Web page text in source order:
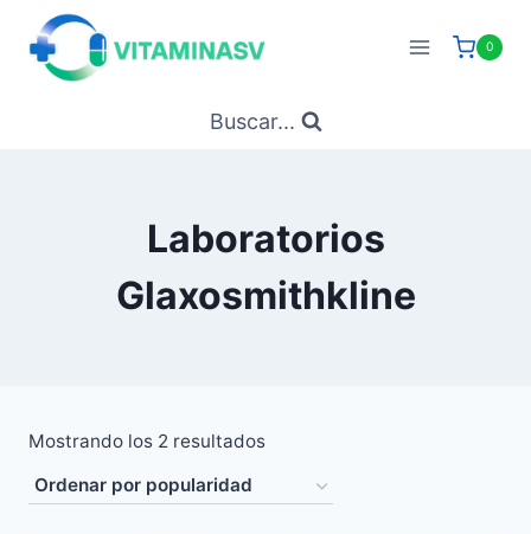
Saltar
contenido
0
Buscar...
Laboratorios
Glaxosmithkline
Mostrando los 2 resultadosOrdenado
popularidad